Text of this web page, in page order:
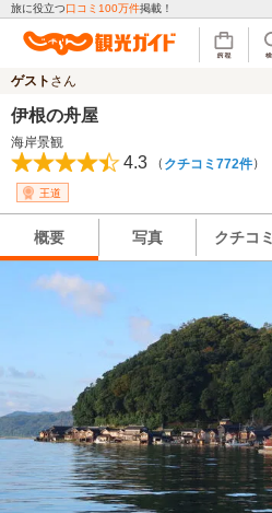
旅に役立つ口コミ100万件掲載！
ゲスト さん
伊根の舟屋
海岸景観
4.3 （ クチコミ772件）
王道
概要 写真 クチコミ